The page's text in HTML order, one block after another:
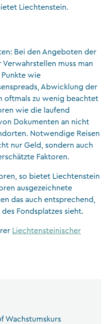
Liechtenstein.
Bei den Angeboten der
muss man
wie
Abwicklung der
oftmals zu wenig beachtet
wie die laufend
Dokumenten an nicht
Notwendige Reisen
nur Geld, sondern auch
Faktoren.
so bietet Liechtenstein
ausgezeichnete
das auch entsprechend,
Fondsplatzes sieht.
Liechtensteinischer
Wachstumskurs